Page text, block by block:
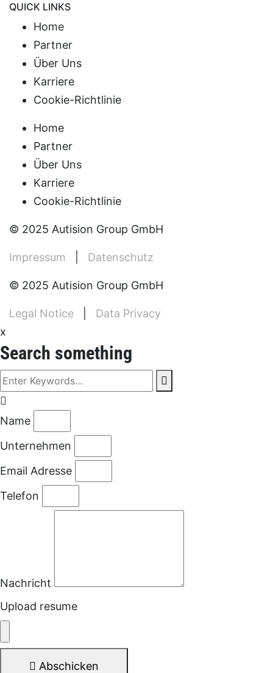
QUICK LINKS
Home
Partner
Über Uns
Karriere
Cookie-Richtlinie
Home
Partner
Über Uns
Karriere
Cookie-Richtlinie
© 2025 Autision Group GmbH
Impressum Datenschutz
© 2025 Autision Group GmbH
Legal Notice
Data Privacy
x
Search something
Name
Unternehmen
Email Adresse
Telefon
Nachricht
Upload resume
Abschicken